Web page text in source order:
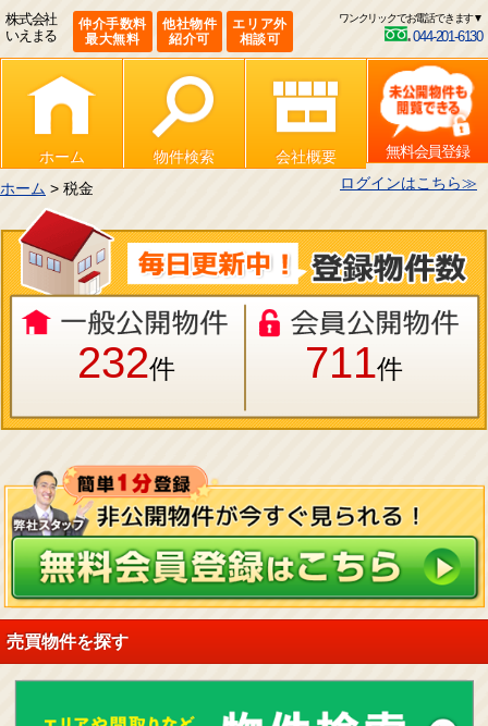
株式会社
いえまる
仲介手数料
最大無料
他社物件
紹介可
エリア外
相談可
ワンクリックでお電話できます▼
044-201-6130
ホーム 物件検索 会社概要
無料会員登録
ログインはこちら≫
ホーム > 税金
232件 711件
売買物件を探す